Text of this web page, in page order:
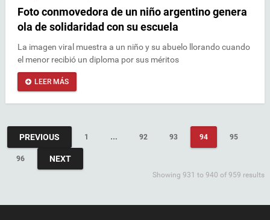
Foto conmovedora de un niño argentino genera
ola de solidaridad con su escuela
La imagen viral muestra a un niño y su abuelo llorando cuando
el menor recibió un diploma por sus méritos
LEER MÁS
PREVIOUS 1 … 92 93 94 95
96 NEXT
Showing 931 to 940 of 959 results